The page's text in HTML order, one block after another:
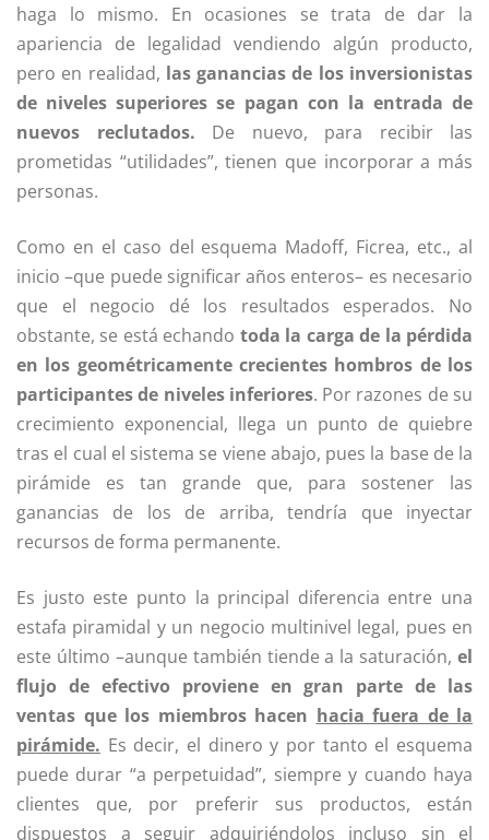
haga lo mismo. En ocasiones se trata de dar la
apariencia de legalidad vendiendo algún producto,
pero en realidad, las ganancias de los inversionistas
de niveles superiores se pagan con la entrada de
nuevos reclutados. De nuevo, para recibir las
prometidas “utilidades”, tienen que incorporar a más
personas.
Como en el caso del esquema Madoff, Ficrea, etc., al
inicio –que puede significar años enteros– es necesario
que el negocio dé los resultados esperados. No
obstante, se está echando toda la carga de la pérdida
en los geométricamente crecientes hombros de los
participantes de niveles inferiores. Por razones de su
crecimiento exponencial, llega un punto de quiebre
tras el cual el sistema se viene abajo, pues la base de la
pirámide es tan grande que, para sostener las
ganancias de los de arriba, tendría que inyectar
recursos de forma permanente.
Es justo este punto la principal diferencia entre una
estafa piramidal y un negocio multinivel legal, pues en
este último –aunque también tiende a la saturación, el
flujo de efectivo proviene en gran parte de las
ventas que los miembros hacen hacia fuera de la
pirámide. Es decir, el dinero y por tanto el esquema
puede durar “a perpetuidad”, siempre y cuando haya
clientes que, por preferir sus productos, están
dispuestos a seguir adquiriéndolos incluso sin el